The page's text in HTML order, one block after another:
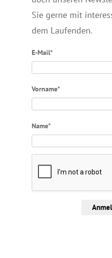
Sie gerne mit
dem Laufenden.
E-Mail*
Vorname*
Name*